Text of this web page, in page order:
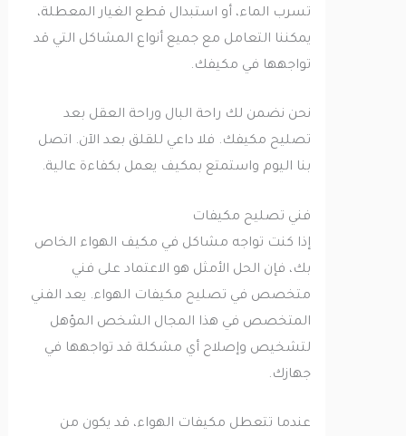
تسرب الماء، أو استبدال قطع الغيار المعطلة،
يمكننا التعامل مع جميع أنواع المشاكل التي قد
تواجهها في مكيفك.
نحن نضمن لك راحة البال وراحة العقل بعد
تصليح مكيفك. فلا داعي للقلق بعد الآن. اتصل
بنا اليوم واستمتع بمكيف يعمل بكفاءة عالية.
فني تصليح مكيفات
إذا كنت تواجه مشاكل في مكيف الهواء الخاص
بك، فإن الحل الأمثل هو الاعتماد على فني
متخصص في تصليح مكيفات الهواء. يعد الفني
المتخصص في هذا المجال الشخص المؤهل
لتشخيص وإصلاح أي مشكلة قد تواجهها في
جهازك.
عندما تتعطل مكيفات الهواء، قد يكون من